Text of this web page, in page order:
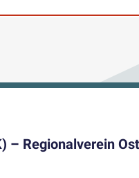
Regionalverein